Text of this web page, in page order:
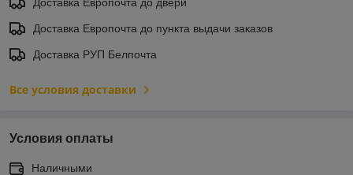
Доставка Европочта до пункта выдачи заказов
Доставка РУП Белпочта
Все условия доставки
Условия оплаты
Наличными